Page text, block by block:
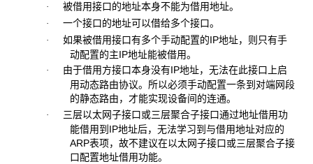
· 被借用接口的地址本身不能为借用地址。
· 一个接口的地址可以借给多个接口。
· 如果被借用接口有多个手动配置的IP地址，则只有手
动配置的主IP地址能被借用。
· 由于借用方接口本身没有IP地址，无法在此接口上启
用动态路由协议。所以必须手动配置一条到对端网段
的静态路由，才能实现设备间的连通。
· 三层以太网子接口或三层聚合子接口通过地址借用功
能借用到IP地址后，无法学习到与借用地址对应的
ARP表项，故不建议在以太网子接口或三层聚合子接
口配置地址借用功能。